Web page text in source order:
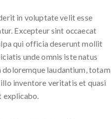
in voluptate velit esse
Excepteur sint occaecat
qui officia deserunt mollit
unde omnis iste natus
laudantium, totam
illo inventore veritatis et quasi
explicabo.